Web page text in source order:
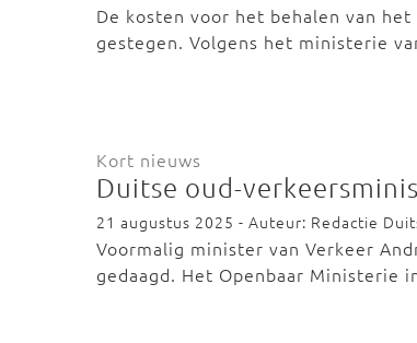
De kosten voor het behalen van
gestegen. Volgens het ministerie
Kort nieuws
Duitse oud-
21 augustus 2025 - Auteur: Redactie
Voormalig minister van Verkeer
gedaagd. Het Openbaar Ministerie